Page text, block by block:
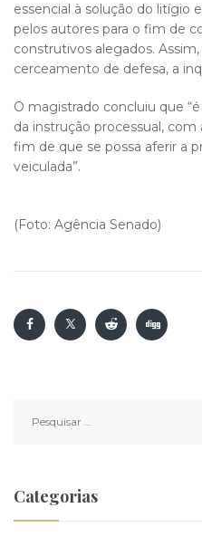
essencial à solução do litígio
pelos autores para o fim de
construtivos alegados.
cerceamento de defesa, a
O magistrado concluiu que
da instrução processual, com
fim de que se possa aferir a
veiculada”.
(Foto: Agência Senado)
por:
Categorias